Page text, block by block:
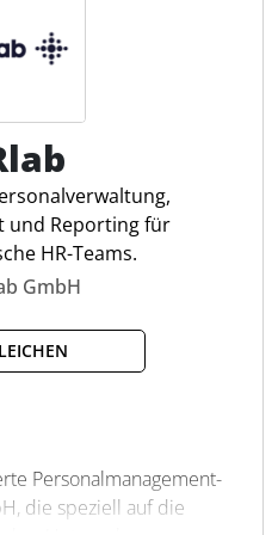
und Reporting für
HR-Teams.
GmbH
Personalmanagement-
die speziell auf die